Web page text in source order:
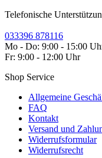
Telefonische
033396 878116
Mo - Do: 9:00 - 15:00
Fr: 9:00 - 12:00 Uhr
Shop Service
Allgemeine
FAQ
Kontakt
Versand und
Widerrufsformular
Widerrufsrecht